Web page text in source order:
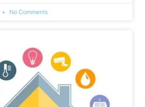
No Comments